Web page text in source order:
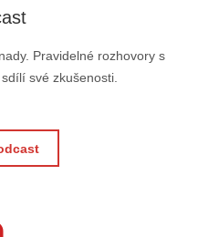
Pravidelné rozhovory s
své zkušenosti.